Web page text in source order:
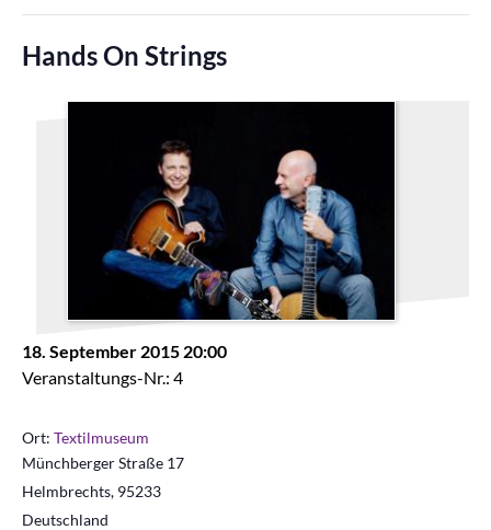
Hands On Strings
18. September 2015 20:00
Veranstaltungs-Nr.: 4
Ort: Textilmuseum
Münchberger Straße 17
Helmbrechts, 95233
Deutschland